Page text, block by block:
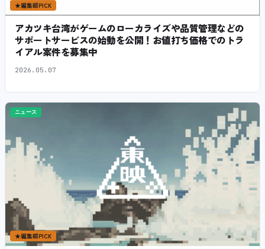
★編集部PICK
アカツキ台湾がゲームのローカライズや品質管理などの
サポートサービスの始動を公開！お値打ち価格でのトラ
イアル案件を募集中
2026.05.07
ニュース
★編集部PICK